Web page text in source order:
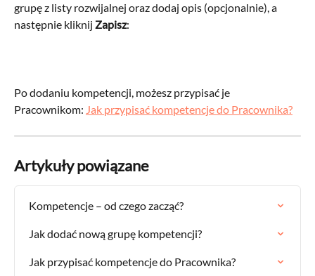
grupę z listy rozwijalnej oraz dodaj opis (opcjonalnie), a
następnie kliknij Zapisz:
Po dodaniu kompetencji, możesz przypisać je
Pracownikom: Jak przypisać kompetencje do Pracownika?
Artykuły powiązane
Kompetencje – od czego zacząć?
Jak dodać nową grupę kompetencji?
Jak przypisać kompetencje do Pracownika?